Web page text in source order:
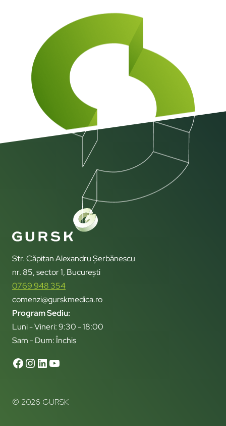
Str. Căpitan Alexandru Șerbănescu
nr. 85, sector 1, București
0769 948 354
comenzi@gurskmedica.ro
Program Sediu:
Luni - Vineri: 9:30 - 18:00
Sam - Dum: Închis
© 2026 GURSK